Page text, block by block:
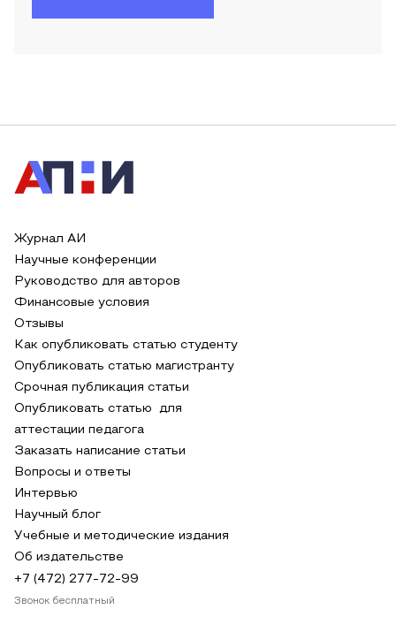
Журнал АИ
Научные конференции
Руководство для авторов
Финансовые условия
Отзывы
Как опубликовать статью студенту
Опубликовать статью магистранту
Срочная публикация статьи
Опубликовать статью для
аттестации педагога
Заказать написание статьи
Вопросы и ответы
Интервью
Научный блог
Учебные и методические издания
Об издательстве
+7 (472) 277-72-99
Звонок бесплатный